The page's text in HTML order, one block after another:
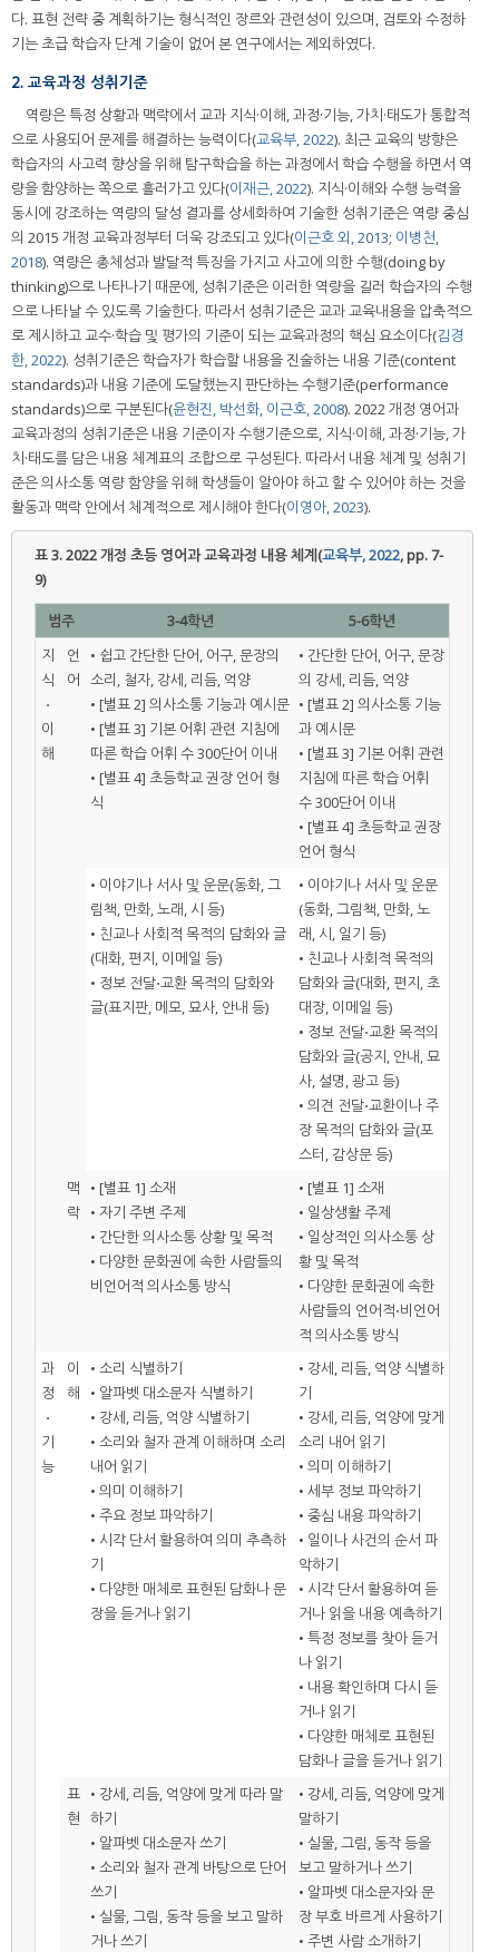
다. 표현 전략 중 계획하기는 형식적인 장르와 관련성이 있으며, 검토와 수정하
기는 초급 학습자 단계 기술이 없어 본 연구에서는 제외하였다.
2. 교육과정 성취기준
역량은 특정 상황과 맥락에서 교과 지식·이해, 과정·기능, 가치·태도가 통합적
으로 사용되어 문제를 해결하는 능력이다(교육부, 2022). 최근 교육의 방향은
학습자의 사고력 향상을 위해 탐구학습을 하는 과정에서 학습 수행을 하면서 역
량을 함양하는 쪽으로 흘러가고 있다(이재근, 2022). 지식·이해와 수행 능력을
동시에 강조하는 역량의 달성 결과를 상세화하여 기술한 성취기준은 역량 중심
의 2015 개정 교육과정부터 더욱 강조되고 있다(이근호 외, 2013; 이병천,
2018). 역량은 총체성과 발달적 특징을 가지고 사고에 의한 수행(doing by
thinking)으로 나타나기 때문에, 성취기준은 이러한 역량을 길러 학습자의 수행
으로 나타날 수 있도록 기술한다. 따라서 성취기준은 교과 교육내용을 압축적으
로 제시하고 교수·학습 및 평가의 기준이 되는 교육과정의 핵심 요소이다(김경
한, 2022). 성취기준은 학습자가 학습할 내용을 진술하는 내용 기준(content
standards)과 내용 기준에 도달했는지 판단하는 수행기준(performance
standards)으로 구분된다(윤현진, 박선화, 이근호, 2008). 2022 개정 영어과
교육과정의 성취기준은 내용 기준이자 수행기준으로, 지식·이해, 과정·기능, 가
치·태도를 담은 내용 체계표의 조합으로 구성된다. 따라서 내용 체계 및 성취기
준은 의사소통 역량 함양을 위해 학생들이 알아야 하고 할 수 있어야 하는 것을
활동과 맥락 안에서 체계적으로 제시해야 한다(이영아, 2023).
표 3.2022 개정 초등 영어과 교육과정 내용 체계(교육부, 2022, pp. 7-
9)
범주 3-4학년
5-6학년
지
식
⋅
이
해
언
어
• 쉽고 간단한 단어, 어구, 문장의
소리, 철자, 강세, 리듬, 억양
• [별표 2] 의사소통 기능과 예시문
• [별표 3] 기본 어휘 관련 지침에
따른 학습 어휘 수 300단어 이내
• [별표 4] 초등학교 권장 언어 형
식
• 간단한 단어, 어구, 문장
의 강세, 리듬, 억양
• [별표 2] 의사소통 기능
과 예시문
• [별표 3] 기본 어휘 관련
지침에 따른 학습 어휘
수 300단어 이내
• [별표 4] 초등학교 권장
언어 형식
• 이야기나 서사 및 운문(동화, 그
림책, 만화, 노래, 시 등)
• 친교나 사회적 목적의 담화와 글
(대화, 편지, 이메일 등)
• 정보 전달⋅교환 목적의 담화와
글(표지판, 메모, 묘사, 안내 등)
• 이야기나 서사 및 운문
(동화, 그림책, 만화, 노
래, 시, 일기 등)
• 친교나 사회적 목적의
담화와 글(대화, 편지, 초
대장, 이메일 등)
• 정보 전달⋅교환 목적의
담화와 글(공지, 안내, 묘
사, 설명, 광고 등)
• 의견 전달⋅교환이나 주
장 목적의 담화와 글(포
스터, 감상문 등)
맥
락
• [별표 1] 소재
• 자기 주변 주제
• 간단한 의사소통 상황 및 목적
• 다양한 문화권에 속한 사람들의
비언어적 의사소통 방식
• [별표 1] 소재
• 일상생활 주제
• 일상적인 의사소통 상
황 및 목적
• 다양한 문화권에 속한
사람들의 언어적⋅비언어
적 의사소통 방식
과
정
⋅
기
능
이
해
• 소리 식별하기
• 알파벳 대소문자 식별하기
• 강세, 리듬, 억양 식별하기
• 소리와 철자 관계 이해하며 소리
내어 읽기
• 의미 이해하기
• 주요 정보 파악하기
• 시각 단서 활용하여 의미 추측하
기
• 다양한 매체로 표현된 담화나 문
장을 듣거나 읽기
• 강세, 리듬, 억양 식별하
기
• 강세, 리듬, 억양에 맞게
소리 내어 읽기
• 의미 이해하기
• 세부 정보 파악하기
• 중심 내용 파악하기
• 일이나 사건의 순서 파
악하기
• 시각 단서 활용하여 듣
거나 읽을 내용 예측하기
• 특정 정보를 찾아 듣거
나 읽기
• 내용 확인하며 다시 듣
거나 읽기
• 다양한 매체로 표현된
담화나 글을 듣거나 읽기
표
현
• 강세, 리듬, 억양에 맞게 따라 말
하기
• 알파벳 대소문자 쓰기
• 소리와 철자 관계 바탕으로 단어
쓰기
• 실물, 그림, 동작 등을 보고 말하
거나 쓰기
• 강세, 리듬, 억양에 맞게
말하기
• 실물, 그림, 동작 등을
보고 말하거나 쓰기
• 알파벳 대소문자와 문
장 부호 바르게 사용하기
• 주변 사람 소개하기